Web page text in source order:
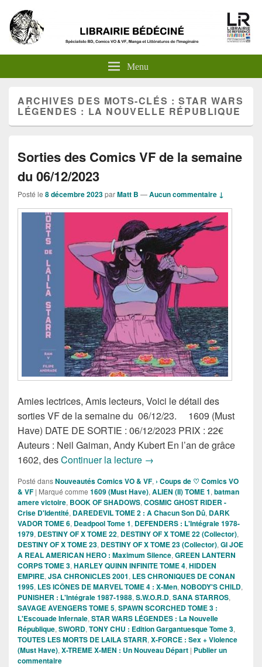
Menu
ARCHIVES DES MOTS-CLÉS :STAR WARS
LÉGENDES : LA NOUVELLE RÉPUBLIQUE
Sorties des Comics VF de la semaine
du 06/12/2023
Posté le 8 décembre 2023parMatt B —Aucun commentaire ↓
Amies lectrices, Amis lecteurs, Voici le détail des
sorties VF de la semaine du 06/12/23. 1609 (Must
Have) DATE DE SORTIE : 06/12/2023 PRIX : 22€
Auteurs : Neil Gaiman, Andy Kubert En l’an de grâce
1602, desContinuer la lecture Sorties des Comics VF de
→
Posté dansNouveautés Comics VO & VF, › Coups de ♡ Comics VO
& VF | Marqué comme 1609 (Must Have), ALIEN (II) TOME 1, batman
amere victoire, BOOK OF SHADOWS, COSMIC GHOST RIDER -
Crise D'Identité, DAREDEVIL TOME 2 : A Chacun Son Dû, DARK
VADOR TOME 6, Deadpool Tome 1, DEFENDERS : L'Intégrale 1978-
1979, DESTINY OF X TOME 22, DESTINY OF X TOME 22 (Collector),
DESTINY OF X TOME 23, DESTINY OF X TOME 23 (Collector), GI JOE
A REAL AMERICAN HERO : Maximum Silence, GREEN LANTERN
CORPS TOME 3, HARLEY QUINN INFINITE TOME 4, HIDDEN
EMPIRE, JSA CHRONICLES 2001, LES CHRONIQUES DE CONAN
1995, LES ICÔNES DE MARVEL TOME 4 : X-Men, NOBODY'S CHILD,
PUNISHER : L'Intégrale 1987-1988, S.W.O.R.D, SANA STARROS,
SAVAGE AVENGERS TOME 5, SPAWN SCORCHED TOME 3 :
L'Escouade Infernale, STAR WARS LÉGENDES : La Nouvelle
République, SWORD, TONY CHU : Edition Gargantuesque Tome 3,
TOUTES LES MORTS DE LAILA STARR, X-FORCE : Sex + Violence
(Must Have), X-TREME X-MEN : Un Nouveau Départ | Publier un
commentaire